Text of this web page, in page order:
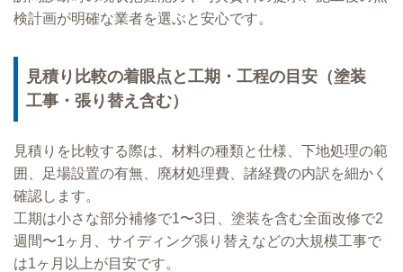
検計画が明確な業者を選ぶと安心です。
見積り比較の着眼点と工期・工程の目安（塗装
工事・張り替え含む）
見積りを比較する際は、材料の種類と仕様、下地処理の範
囲、足場設置の有無、廃材処理費、諸経費の内訳を細かく
確認します。
工期は小さな部分補修で1〜3日、塗装を含む全面改修で2
週間〜1ヶ月、サイディング張り替えなどの大規模工事で
は1ヶ月以上が目安です。